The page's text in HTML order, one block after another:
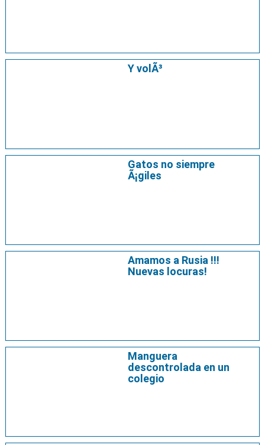
Y volÃ³
Gatos no siempre
Ã¡giles
Amamos a Rusia !!!
Nuevas locuras!
Manguera
descontrolada en un
colegio